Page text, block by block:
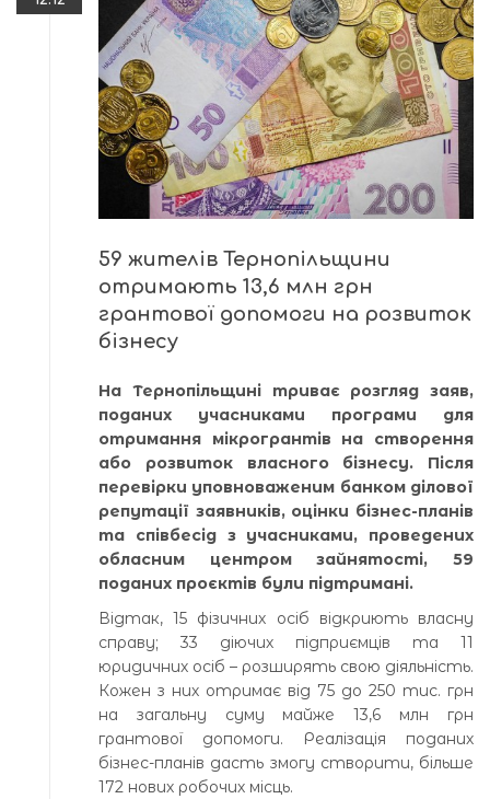
59 жителів Тернопільщини
отримають 13,6 млн грн
грантової допомоги на розвиток
бізнесу
На Тернопільщині триває розгляд заяв,
поданих учасниками програми для
отримання мікрогрантів на створення
або розвиток власного бізнесу. Після
перевірки уповноваженим банком ділової
репутації заявників, оцінки бізнес-планів
та співбесід з учасниками, проведених
обласним центром зайнятості, 59
поданих проєктів були підтримані.
Відтак, 15 фізичних осіб відкриють власну
справу; 33 діючих підприємців та 11
юридичних осіб – розширять свою діяльність.
Кожен з них отримає від 75 до 250 тис. грн
на загальну суму майже 13,6 млн грн
грантової допомоги. Реалізація поданих
бізнес-планів дасть змогу створити, більше
172 нових робочих місць.